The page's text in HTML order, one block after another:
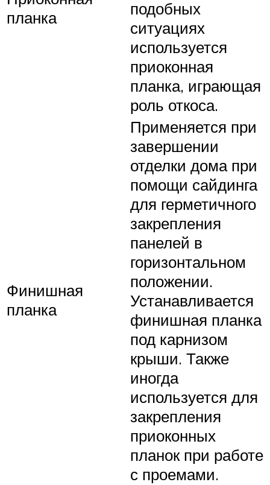
планка
подобных
ситуациях
используется
приоконная
планка, играющая
роль откоса.
Финишная
планка
Применяется при
завершении
отделки дома при
помощи сайдинга
для герметичного
закрепления
панелей в
горизонтальном
положении.
Устанавливается
финишная планка
под карнизом
крыши. Также
иногда
используется для
закрепления
приоконных
планок при работе
с проемами.